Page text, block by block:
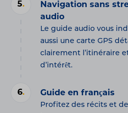
5.
Navigation sans
audio
Le guide audio vous
aussi une carte GPS
clairement l’itinéraire
d’intérêt.
6. Guide en français
Profitez des récits et